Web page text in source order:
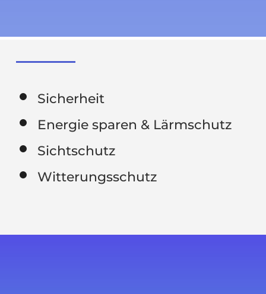
Sicherheit
Energie sparen & Lärmschutz
Sichtschutz
Witterungsschutz